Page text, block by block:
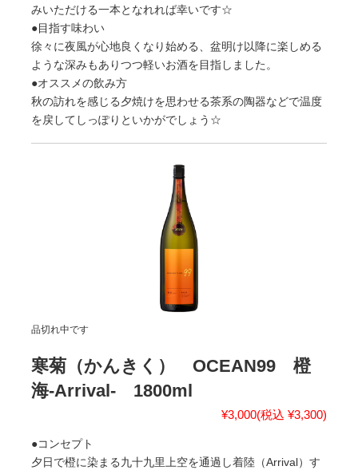
みいただける一本となれれば幸いです☆
●目指す味わい
徐々に夜風が心地良くなり始める、盆明け以降に楽しめる
ような深みもありつつ軽いお酒を目指しました。
●オススメの飲み方
秋の訪れを感じる夕焼けを思わせる茶系の陶器などで温度
を戻してしっぽりといかがでしょう☆
品切れ中です
寒菊（かんきく） OCEAN99 橙
海-Arrival- 1800ml
¥3,000(税込 ¥3,300)
●コンセプト
夕日で橙に染まる九十九里上空を通過し着陸（Arrival）す